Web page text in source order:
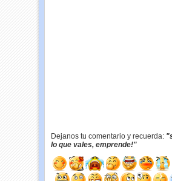
Dejanos tu comentario y recuerda:
lo que vales, emprende!"